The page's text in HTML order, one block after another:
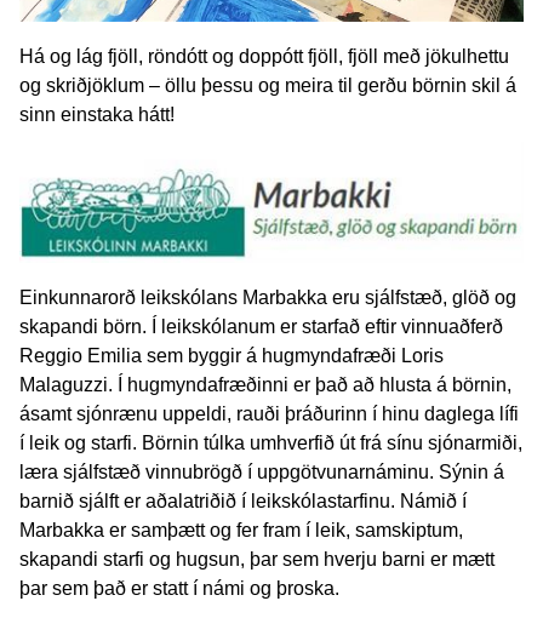
Há og lág fjöll, röndótt og doppótt fjöll, fjöll með jökulhettu
og skriðjöklum – öllu þessu og meira til gerðu börnin skil á
sinn einstaka hátt!
Einkunnarorð leikskólans Marbakka eru sjálfstæð, glöð og
skapandi börn. Í leikskólanum er starfað eftir vinnuaðferð
Reggio Emilia sem byggir á hugmyndafræði Loris
Malaguzzi. Í hugmyndafræðinni er það að hlusta á börnin,
ásamt sjónrænu uppeldi, rauði þráðurinn í hinu daglega lífi
í leik og starfi. Börnin túlka umhverfið út frá sínu sjónarmiði,
læra sjálfstæð vinnubrögð í uppgötvunarnáminu. Sýnin á
barnið sjálft er aðalatriðið í leikskólastarfinu. Námið í
Marbakka er samþætt og fer fram í leik, samskiptum,
skapandi starfi og hugsun, þar sem hverju barni er mætt
þar sem það er statt í námi og þroska.